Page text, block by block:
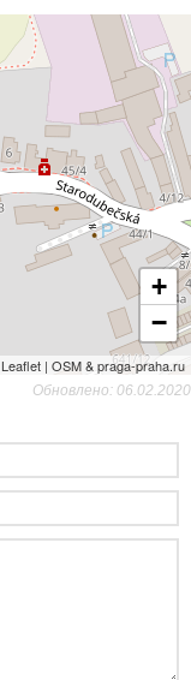
+
−
Leaflet | OSM & praga-praha.ru
Обновлено: 06.02.2020